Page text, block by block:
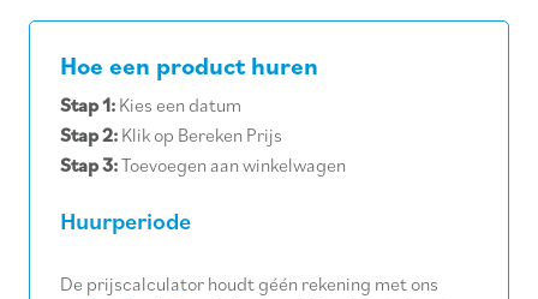
Hoe een product huren
Stap 1: Kies een datum
Stap 2: Klik op Bereken Prijs
Stap 3:Toevoegen aan winkelwagen
Huurperiode
De prijscalculator houdt géén rekening met ons